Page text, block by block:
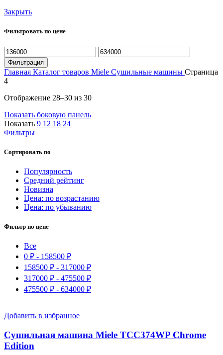
Закрыть
Фильтровать по цене
Минимальная
цена
Максимальная
цена
Фильтрация
Главная Каталог товаров Miele Сушильные машины Страница
4
Отображение 28–30 из 30Сортировка:
Показать боковую панель
Показать 9 12 18 24
Фильтры
Сортировать по
Популярность
Средний рейтинг
Новизна
Цена: по возрастанию
Цена: по убыванию
Фильтр по цене
Все
0 ₽ - 158500 ₽
158500 ₽ - 317000 ₽
317000 ₽ - 475500 ₽
475500 ₽ - 634000 ₽
Добавить в избранное
Сушильная машина Miele TCC374WP Chrome
Edition